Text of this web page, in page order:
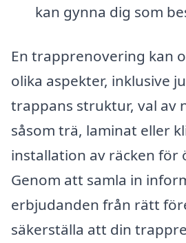
kan gynna dig som
En trapprenovering kan
olika aspekter, inklusive
trappans struktur, val av
såsom trä, laminat eller
installation av räcken för
Genom att samla in
erbjudanden från rätt
säkerställa att din